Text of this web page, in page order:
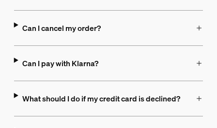
Can I cancel my order?
Can I pay with Klarna?
What should I do if my credit card is declined?